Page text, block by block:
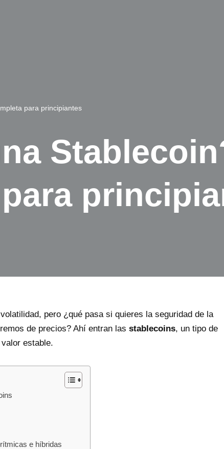
para principiantes
pero ¿qué pasa si quieres la seguridad de la
de precios? Ahí entran las stablecoins, un tipo de
estable.
e híbridas